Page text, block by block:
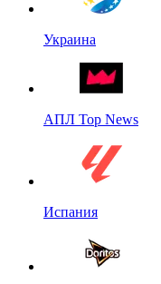
Украина
АПЛ Top News
Испания